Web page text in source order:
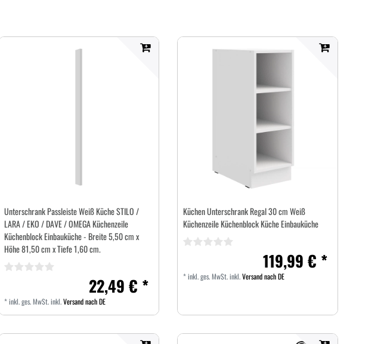
Unterschrank Passleiste Weiß Küche STILO /
LARA / EKO / DAVE / OMEGA Küchenzeile
Küchenblock Einbauküche - Breite 5,50 cm x
Höhe 81,50 cm x Tiefe 1,60 cm.
22,49 € *
*inkl. ges. MwSt.inkl.Versand nach DE
Küchen Unterschrank Regal 30 cm Weiß
Küchenzeile Küchenblock Küche Einbauküche
119,99 € *
*inkl. ges. MwSt.inkl.Versand nach DE